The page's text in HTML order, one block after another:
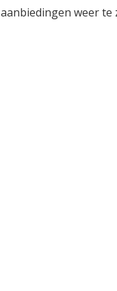
weer te